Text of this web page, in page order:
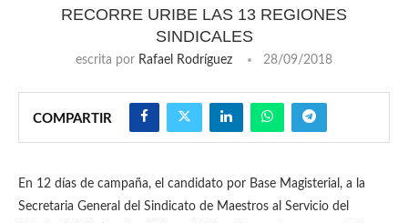
RECORRE URIBE LAS 13 REGIONES
SINDICALES
escrita por Rafael Rodríguez 28/09/2018
COMPARTIR
En 12 días de campaña, el candidato por Base Magisterial, a la
Secretaria General del Sindicato de Maestros al Servicio del